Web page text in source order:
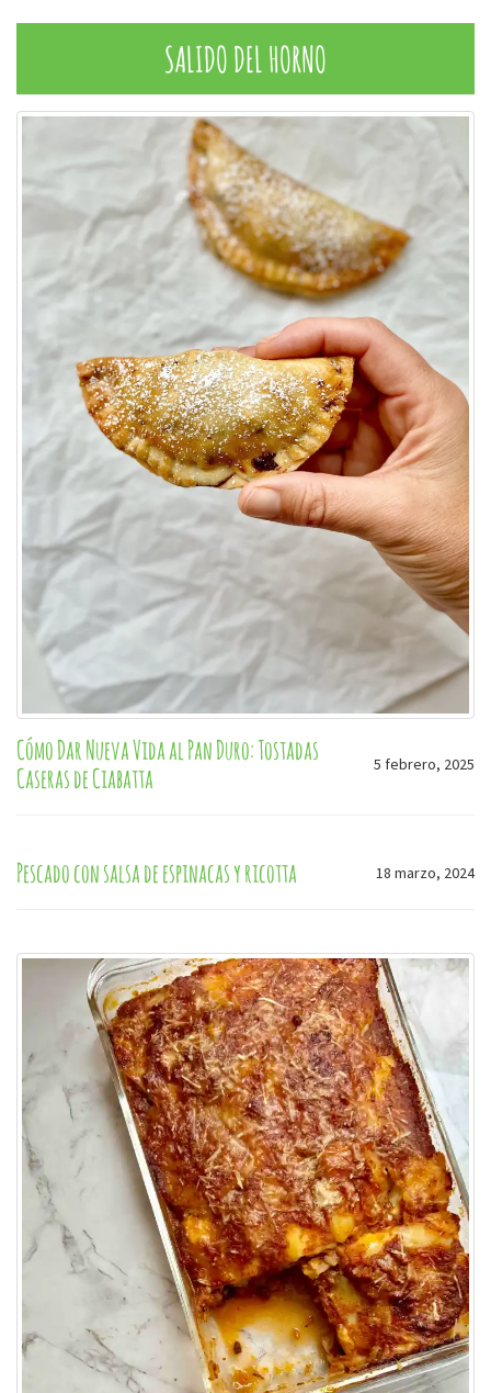
SALIDO DEL HORNO
Cómo Dar Nueva Vida al Pan Duro: Tostadas
Caseras de Ciabatta
5 febrero, 2025
Pescado con salsa de espinacas y ricotta 18 marzo, 2024